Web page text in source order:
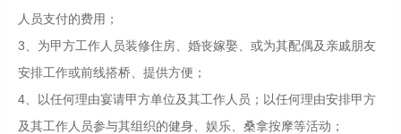
人员支付的费用；
3、为甲方工作人员装修住房、婚丧嫁娶、或为其配偶及亲戚朋友
安排工作或前线搭桥、提供方便；
4、以任何理由宴请甲方单位及其工作人员；以任何理由安排甲方
及其工作人员参与其组织的健身、娱乐、桑拿按摩等活动；